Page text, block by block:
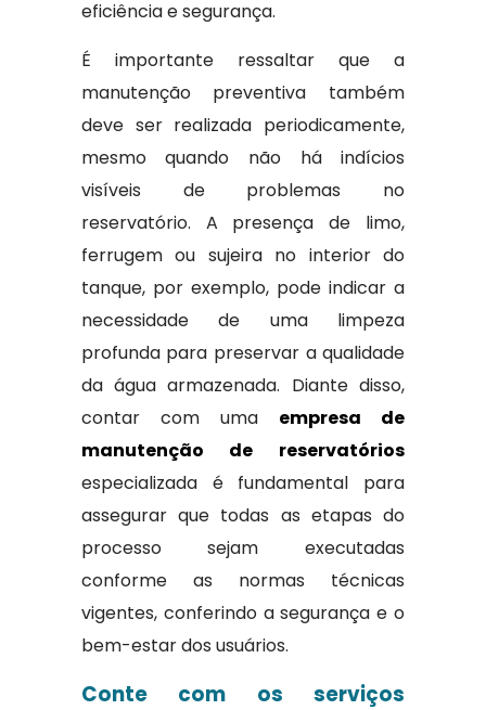
eficiência e segurança.
É importante ressaltar que a
manutenção preventiva também
deve ser realizada periodicamente,
mesmo quando não há indícios
visíveis de problemas no
reservatório. A presença de limo,
ferrugem ou sujeira no interior do
tanque, por exemplo, pode indicar a
necessidade de uma limpeza
profunda para preservar a qualidade
da água armazenada. Diante disso,
contar com uma empresa de
manutenção de reservatórios
especializada é fundamental para
assegurar que todas as etapas do
processo sejam executadas
conforme as normas técnicas
vigentes, conferindo a segurança e o
bem-estar dos usuários.
Conte com os serviços